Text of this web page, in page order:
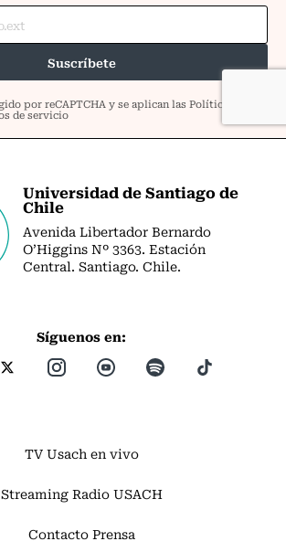
Universidad de Santiago de
Chile
Avenida Libertador Bernardo
O’Higgins Nº 3363. Estación
Central. Santiago. Chile.
Síguenos en:
TV Usach en vivo
Streaming Radio USACH
Contacto Prensa